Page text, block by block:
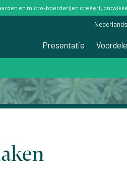
en micro-boerderijen creëert,
Nederlands
Presentatie